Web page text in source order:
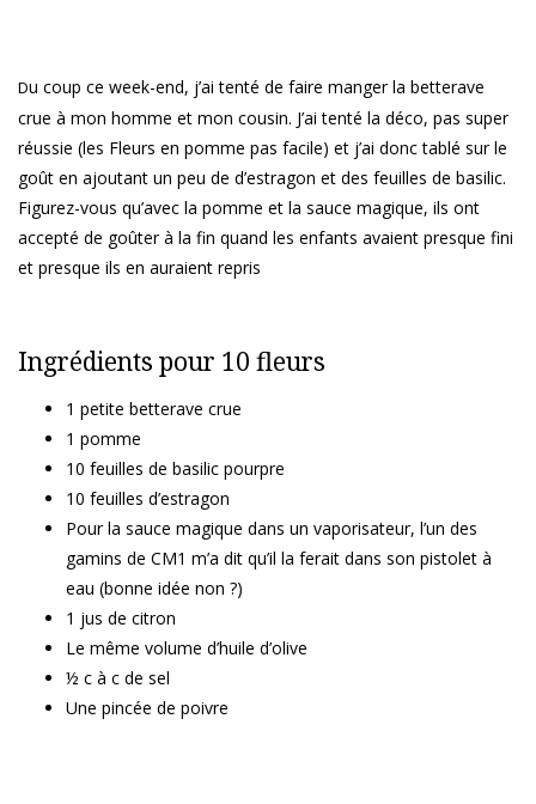
Du coup ce week-end, j’ai tenté de faire manger la betterave
crue à mon homme et mon cousin. J’ai tenté la déco, pas super
réussie (les Fleurs en pomme pas facile) et j’ai donc tablé sur le
goût en ajoutant un peu de d’estragon et des feuilles de basilic.
Figurez-vous qu’avec la pomme et la sauce magique, ils ont
accepté de goûter à la fin quand les enfants avaient presque fini
et presque ils en auraient repris
Ingrédients pour 10 fleurs
1 petite betterave crue
1 pomme
10 feuilles de basilic pourpre
10 feuilles d’estragon
Pour la sauce magique dans un vaporisateur, l’un des
gamins de CM1 m’a dit qu’il la ferait dans son pistolet à
eau (bonne idée non ?)
1 jus de citron
Le même volume d’huile d’olive
½ c à c de sel
Une pincée de poivre